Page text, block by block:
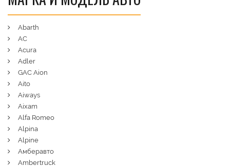
Abarth
AC
Acura
Adler
GAC Aion
Aito
Aiways
Aixam
Alfa Romeo
Alpina
Alpine
Амберавто
Ambertruck